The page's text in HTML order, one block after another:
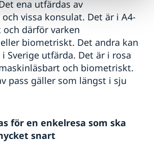
ena utfärdas av
vissa konsulat. Det är i A4-
därför varken
biometriskt. Det andra kan
Sverige utfärda. Det är i rosa
och biometriskt.
pass gäller som längst i sju
för en enkelresa som ska
snart